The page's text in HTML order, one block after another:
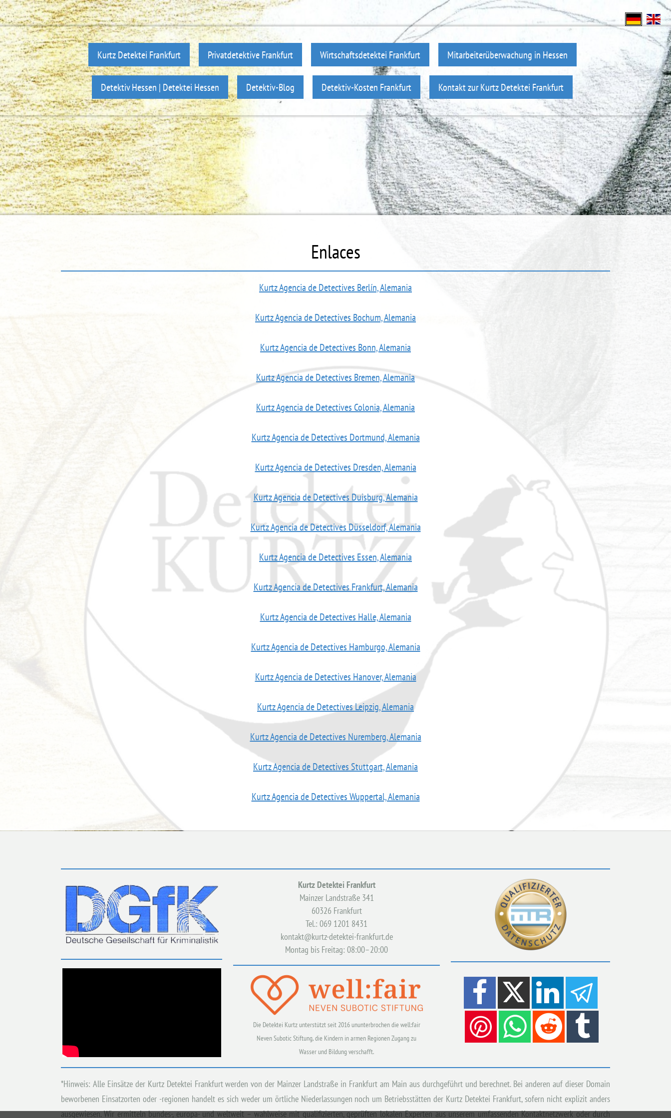
Kurtz Detektei Frankfurt Privatdetektive Frankfurt Wirtschaftsdetektei Frankfurt Mitarbeiterüberwachung in Hessen
Detektiv Hessen | Detektei Hessen Detektiv-Blog Detektiv-Kosten Frankfurt Kontakt zur Kurtz Detektei Frankfurt
Enlaces
Kurtz Agencia de Detectives Berlín, Alemania
Kurtz Agencia de Detectives Bochum, Alemania
Kurtz Agencia de Detectives Bonn, Alemania
Kurtz Agencia de Detectives Bremen, Alemania
Kurtz Agencia de Detectives Colonia, Alemania
Kurtz Agencia de Detectives Dortmund, Alemania
Kurtz Agencia de Detectives Dresden, Alemania
Kurtz Agencia de Detectives Duisburg, Alemania
Kurtz Agencia de Detectives Düsseldorf, Alemania
Kurtz Agencia de Detectives Essen, Alemania
Kurtz Agencia de Detectives Frankfurt, Alemania
Kurtz Agencia de Detectives Halle, Alemania
Kurtz Agencia de Detectives Hamburgo, Alemania
Kurtz Agencia de Detectives Hanover, Alemania
Kurtz Agencia de Detectives Leipzig, Alemania
Kurtz Agencia de Detectives Nuremberg, Alemania
Kurtz Agencia de Detectives Stuttgart, Alemania
Kurtz Agencia de Detectives Wuppertal, Alemania
Kurtz Detektei Frankfurt
Mainzer Landstraße 341
60326 Frankfurt
Tel.: 069 1201 8431
kontakt@kurtz-detektei-frankfurt.de
Montag bis Freitag: 08:00–20:00
Die Detektei Kurtz unterstützt seit 2016 ununterbrochen die well:fair
Neven Subotic Stiftung, die Kindern in armen Regionen Zugang zu
Wasser und Bildung verschafft.
*Hinweis: Alle Einsätze der Kurtz Detektei Frankfurt werden von der Mainzer Landstraße in Frankfurt am Main aus durchgeführt und berechnet. Bei anderen auf dieser Domain
beworbenen Einsatzorten oder -regionen handelt es sich weder um örtliche Niederlassungen noch um Betriebsstätten der Kurtz Detektei Frankfurt, sofern nicht explizit anders
ausgewiesen. Wir ermitteln bundes-, europa- und weltweit – wahlweise mit qualifizierten, geprüften lokalen Experten aus unserem umfassenden Kontaktnetzwerk oder durch